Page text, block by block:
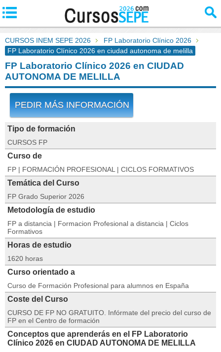
CURSOS INEM SEPE 2026
FP Laboratorio Clínico 2026
FP Laboratorio Clínico 2026 en ciudad autonoma de melilla
FP Laboratorio Clínico 2026 en CIUDAD
AUTONOMA DE MELILLA
PEDIR MÁS INFORMACIÓN
Tipo de formación
CURSOS FP
Curso de
FP | FORMACIÓN PROFESIONAL | CICLOS FORMATIVOS
Temática del Curso
FP Grado Superior 2026
Metodología de estudio
FP a distancia | Formacion Profesional a distancia | Ciclos
Formativos
Horas de estudio
1620 horas
Curso orientado a
Curso de Formación Profesional para alumnos en España
Coste del Curso
CURSO DE FP NO GRATUITO. Infórmate del precio del curso de
FP en el Centro de formación
Conceptos que aprenderás en el FP Laboratorio
Clínico 2026 en CIUDAD AUTONOMA DE MELILLA